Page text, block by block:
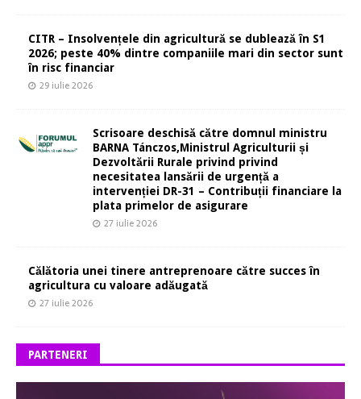
CITR – Insolvențele din agricultură se dublează în S1
2026; peste 40% dintre companiile mari din sector sunt
în risc financiar
29 iulie 2026
Scrisoare deschisă către domnul ministru
BARNA Tánczos,Ministrul Agriculturii și
Dezvoltării Rurale privind privind
necesitatea lansării de urgență a
intervenției DR-31 – Contribuții financiare la
plata primelor de asigurare
27 iulie 2026
Călătoria unei tinere antreprenoare către succes în
agricultura cu valoare adăugată
27 iulie 2026
PARTENERI